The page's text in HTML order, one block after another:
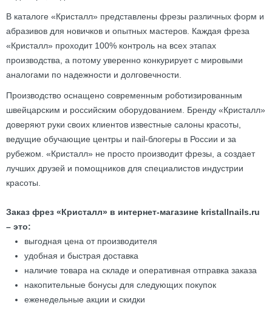
В каталоге «Кристалл» представлены фрезы различных форм и
абразивов для новичков и опытных мастеров. Каждая фреза
«Кристалл» проходит 100% контроль на всех этапах
производства, а потому уверенно конкурирует с мировыми
аналогами по надежности и долговечности.
Производство оснащено современным роботизированным
швейцарским и российским оборудованием. Бренду «Кристалл»
доверяют руки своих клиентов известные салоны красоты,
ведущие обучающие центры и nail-блогеры в России и за
рубежом. «Кристалл» не просто производит фрезы, а создает
лучших друзей и помощников для специалистов индустрии
красоты.
Заказ фрез «Кристалл» в интернет-магазине kristallnails.ru
– это:
выгодная цена от производителя
удобная и быстрая доставка
наличие товара на складе и оперативная отправка заказа
накопительные бонусы для следующих покупок
еженедельные акции и скидки